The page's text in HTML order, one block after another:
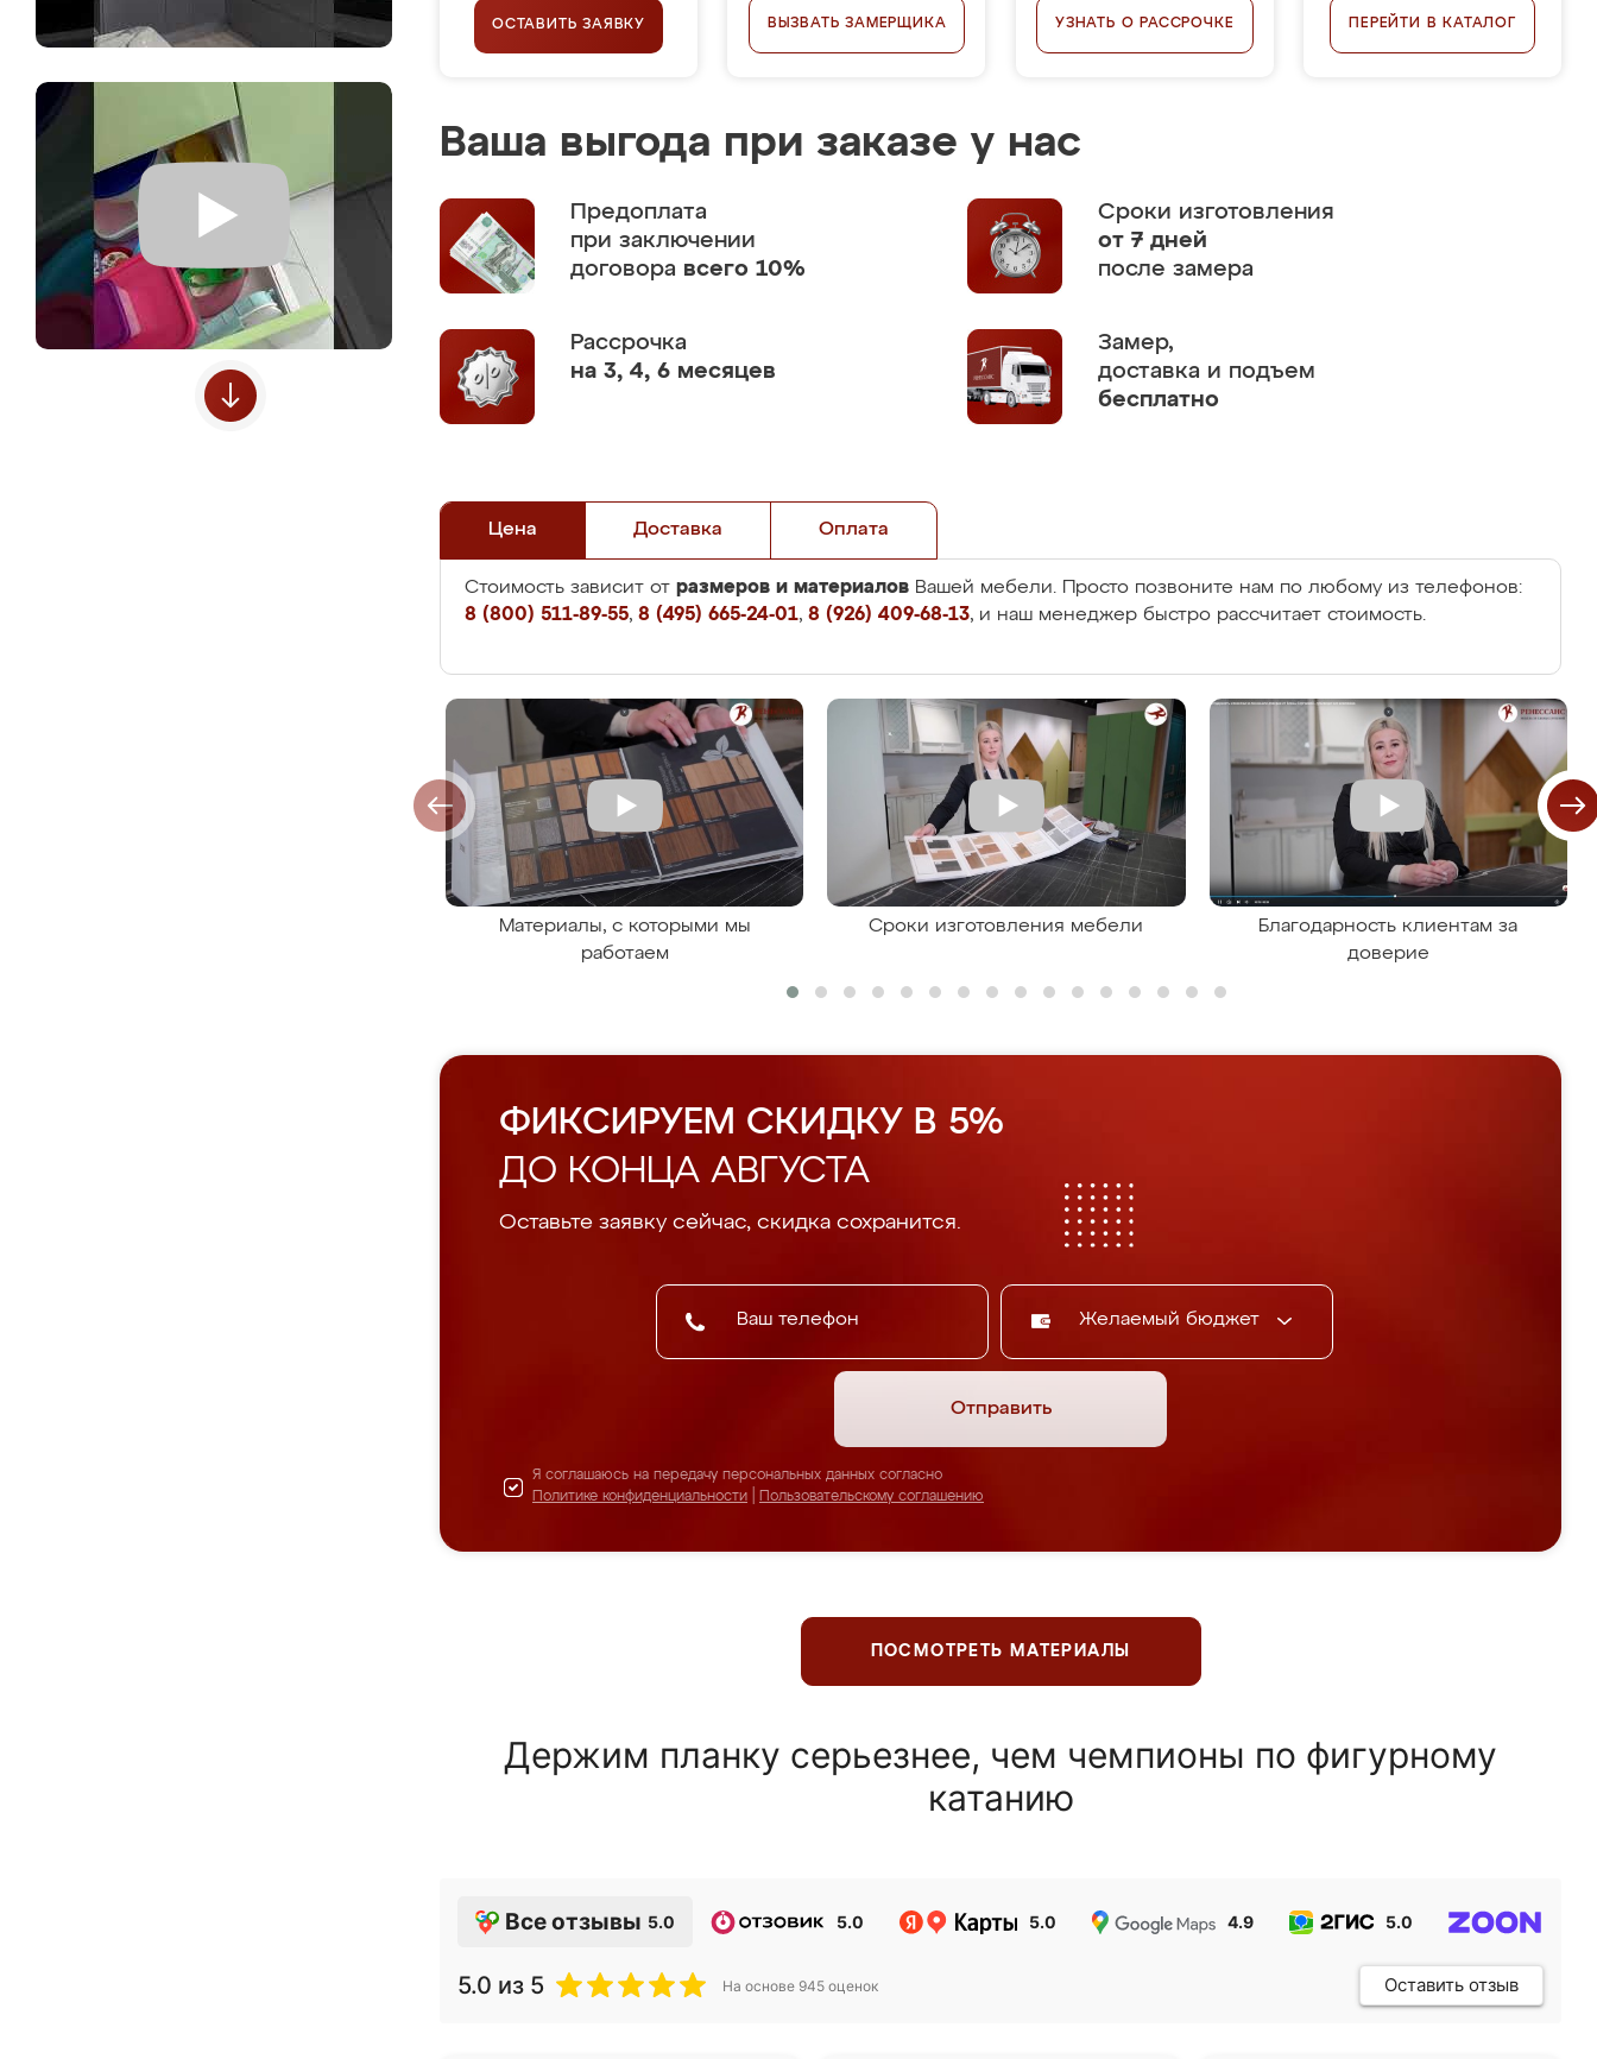
ОСТАВИТЬ ЗАЯВКУ ВЫЗВАТЬ ЗАМЕРЩИКА УЗНАТЬ О РАССРОЧКЕ ПЕРЕЙТИ В КАТАЛОГ
Ваша выгода при заказе у нас
Предоплата
при заключении
договора всего 10%
Сроки изготовления
от 7 дней
после замера
Рассрочка
на 3, 4, 6 месяцев
Замер,
доставка и подъем
бесплатно
Цена Доставка Оплата
Стоимость зависит от размеров и материалов Вашей мебели. Просто позвоните нам по любому из телефонов:
8 (800) 511-89-55, 8 (495) 665-24-01, 8 (926) 409-68-13, и наш менеджер быстро рассчитает стоимость.
Материалы, с которыми мы
работаем
Сроки изготовления мебели
Благодарность клиентам за
доверие
ФИКСИРУЕМ СКИДКУ В 5%
ДО КОНЦА АВГУСТА
Оставьте заявку сейчас, скидка сохранится.
Желаемый бюджет
Отправить
Я соглашаюсь на передачу персональных данных согласно
Политике конфиденциальности
Пользовательскому соглашению
ПОСМОТРЕТЬ МАТЕРИАЛЫ
Держим планку серьезнее, чем чемпионы по фигурному
катанию
Все отзывы 5.0 5.0 5.0 4.9 5.0
5.0 из 5 На основе 945 оценок Оставить отзыв